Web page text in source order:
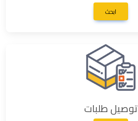
ابحث
توصيل طلبات